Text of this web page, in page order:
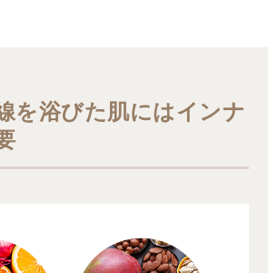
を浴びた肌にはインナ